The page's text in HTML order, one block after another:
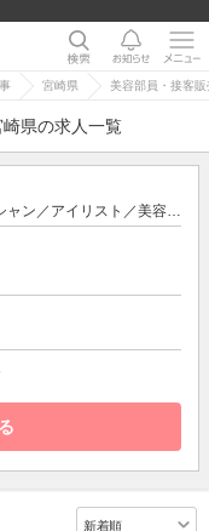
宮崎県 美容部員・接客
県の求人一覧
美容部員・BA／エステ・エステティシャン／アイリスト／美容師／受付・フロント